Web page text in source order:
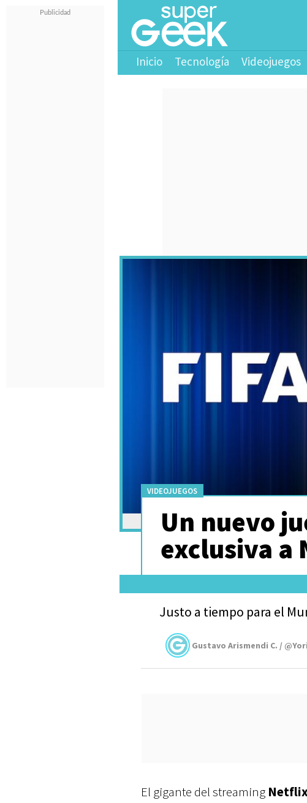
Inicio Tecnología Videojuegos
VIDEOJUEGOS
Un nuevo
exclusiva a
Justo a tiempo para el
Gustavo Arismendi C. /
El gigante del streaming